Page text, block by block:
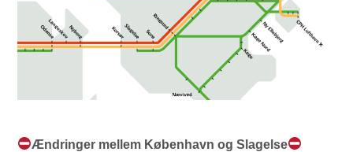
Ændringer mellem København og Slagelse